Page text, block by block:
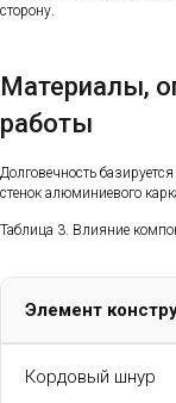
сторону.
Материалы,
работы
Долговечность
стенок алюминиевого
Таблица 3. Влияние
Элемент
Кордовый шнур